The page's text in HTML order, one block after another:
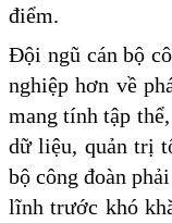
điểm.
Đội ngũ cán bộ
nghiệp hơn về
mang tính tập
dữ liệu, quản trị
bộ công đoàn
lĩnh trước khó